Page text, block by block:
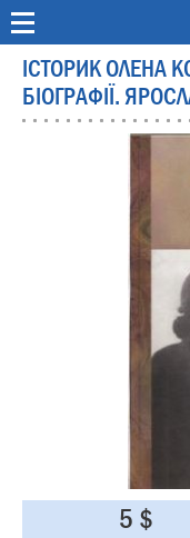
ІСТОРИК ОЛЕНА
БІОГРАФІЇ.
5 $